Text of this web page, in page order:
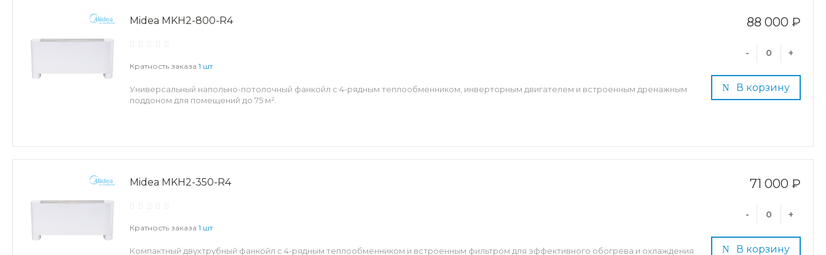
88 000 ₽
- +
В корзину
Midea MKH2-800-R4
Кратность заказа 1 шт
Универсальный напольно-потолочный фанкойл с 4-рядным теплообменником, инверторным двигателем и встроенным дренажным
поддоном для помещений до 75 м².
71 000 ₽
- +
В корзину
Midea MKH2-350-R4
Кратность заказа 1 шт
Компактный двухтрубный фанкойл с 4-рядным теплообменником и встроенным фильтром для эффективного обогрева и охлаждения